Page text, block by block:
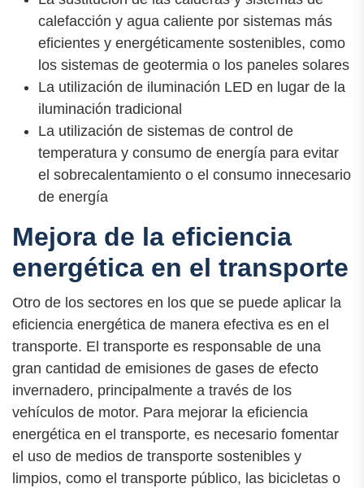
calefacción y agua caliente por sistemas más
eficientes y energéticamente sostenibles, como
los sistemas de geotermia o los paneles solares
La utilización de iluminación LED en lugar de la
iluminación tradicional
La utilización de sistemas de control de
temperatura y consumo de energía para evitar
el sobrecalentamiento o el consumo innecesario
de energía
Mejora de la eficiencia
energética en el transporte
Otro de los sectores en los que se puede aplicar la
eficiencia energética de manera efectiva es en el
transporte. El transporte es responsable de una
gran cantidad de emisiones de gases de efecto
invernadero, principalmente a través de los
vehículos de motor. Para mejorar la eficiencia
energética en el transporte, es necesario fomentar
el uso de medios de transporte sostenibles y
limpios, como el transporte público, las bicicletas o